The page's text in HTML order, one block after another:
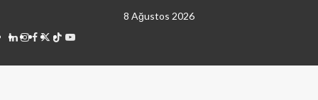
content
8 Ağustos 2026
linkedin
instagram
facebook
twitter
tiktokyoutube